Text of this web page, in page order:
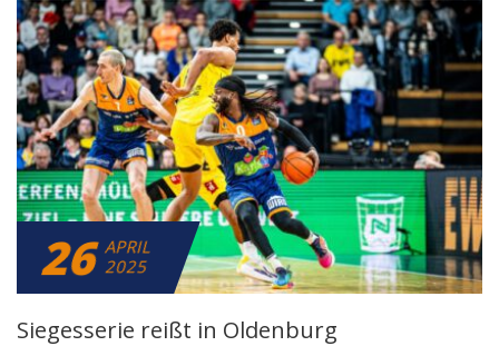
26 APRIL
2025
Siegesserie reißt in Oldenburg